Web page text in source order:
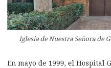
Iglesia de Nuestra Señora de
En mayo de 1999, el Hospital